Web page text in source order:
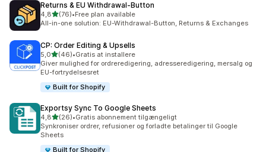
Returns & EU Withdrawal‑Button
4,8ud af 5 stjerner
(76)
76 anmeldelser i alt
•Free plan available
All-in-one solution: EU-Withdrawal-Button, Returns & Exchanges
CP: Order Editing & Upsells
5,0ud af 5 stjerner
(46)
46 anmeldelser i alt
•Gratis at installere
Giver mulighed for ordreredigering, adresseredigering, mersalg og
EU-fortrydelsesret
Built for Shopify
Exportsy Sync To Google Sheets
4,8ud af 5 stjerner
(26)
26 anmeldelser i alt
•Gratis abonnement tilgængeligt
Synkroniser ordrer, refusioner og forladte betalinger til Google
Sheets
Built for Shopify